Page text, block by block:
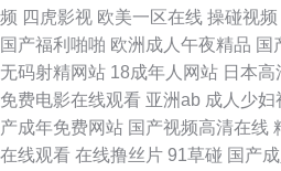
坛 色五月97 51黑料福利社 韩日1区 另类
新地址 91网站秘 美女夜色黄 91大片在线
本色黄 超碰51黑料在线 日韩免费肏屄 91
频 四虎影视 欧美一区在线 操碰视频
国产福利啪啪 欧洲成人午夜精品 国
无码射精网站 18成年人网站 日本高
免费电影在线观看 亚洲ab 成人少妇
产成年免费网站 国产视频高清在线
在线观看 在线撸丝片 91草碰 国产